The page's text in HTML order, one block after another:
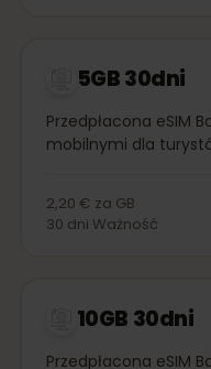
5GB 30dni
Przedpłacona eSIM
mobilnymi dla
2,20 € za GB
30 dni Ważność
10GB 30dni
Przedpłacona eSIM